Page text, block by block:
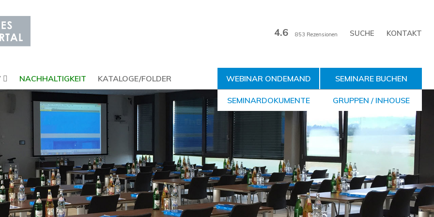
KONTAKT
4.6 853 Rezensionen
NACHHALTIGKEIT KATALOGE/FOLDER WEBINAR ONDEMAND
SEMINARDOKUMENTE
SEMINARE BUCHEN
GRUPPEN / INHOUSE